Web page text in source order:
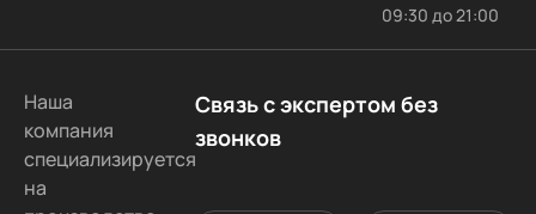
09:30 до 21:00
Наша
компания
специализируется
на
Связь с экспертом без
звонков